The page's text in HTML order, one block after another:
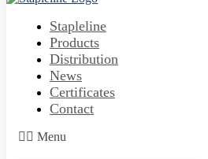
Stapleline
Products
Distribution
News
Certificates
Contact
Menu